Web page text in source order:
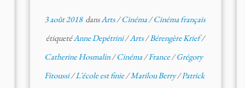
3 août 2018dansArts/Cinéma/Cinéma français
étiquetéAnne Depétrini/Arts/Bérengère Krief/
Catherine Hosmalin/Cinéma/France/Grégory
Fitoussi/L'école est finie/Marilou Berry/Patrick